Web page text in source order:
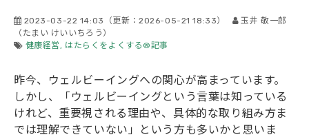
2023-03-22 14:03 （更新：2026-05-21 18:33）
玉井 敬一郎
（たまい けいいちろう）
健康経営
はたらくをよくする®記事
昨今、ウェルビーイングへの関心が高まっています。
しかし、「ウェルビーイングという言葉は知っている
けれど、重要視される理由や、具体的な取り組み方ま
では理解できていない」という方も多いかと思いま